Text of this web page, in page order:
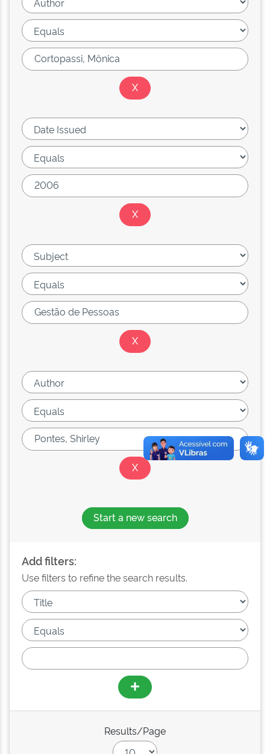
Start a new search
Add filters:
Use filters to refine the search results.
Results/Page